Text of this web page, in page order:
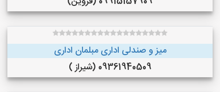
میز و صندلی اداری مبلمان اداری
09361940509 (شیراز )